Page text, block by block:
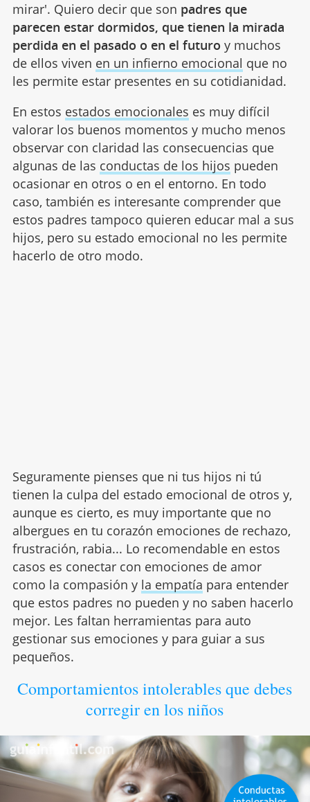
mirar'. Quiero decir que son padres que
parecen estar dormidos, que tienen la mirada
perdida en el pasado o en el futuro y muchos
de ellos viven en un infierno emocional que no
les permite estar presentes en su cotidianidad.
En estos estados emocionales es muy difícil
valorar los buenos momentos y mucho menos
observar con claridad las consecuencias que
algunas de las conductas de los hijos pueden
ocasionar en otros o en el entorno. En todo
caso, también es interesante comprender que
estos padres tampoco quieren educar mal a sus
hijos, pero su estado emocional no les permite
hacerlo de otro modo.
Seguramente pienses que ni tus hijos ni tú
tienen la culpa del estado emocional de otros y,
aunque es cierto, es muy importante que no
albergues en tu corazón emociones de rechazo,
frustración, rabia... Lo recomendable en estos
casos es conectar con emociones de amor
como la compasión y la empatía para entender
que estos padres no pueden y no saben hacerlo
mejor. Les faltan herramientas para auto
gestionar sus emociones y para guiar a sus
pequeños.
Comportamientos intolerables que debes
corregir en los niños